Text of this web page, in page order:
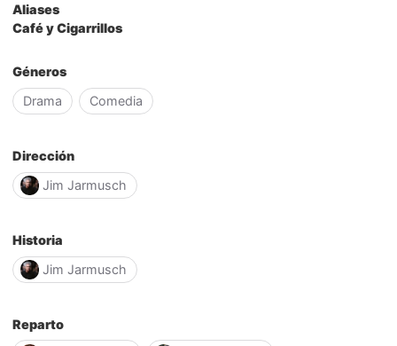
Aliases
Café y Cigarrillos
Géneros
Drama
Comedia
Dirección
Jim Jarmusch
Historia
Jim Jarmusch
Reparto